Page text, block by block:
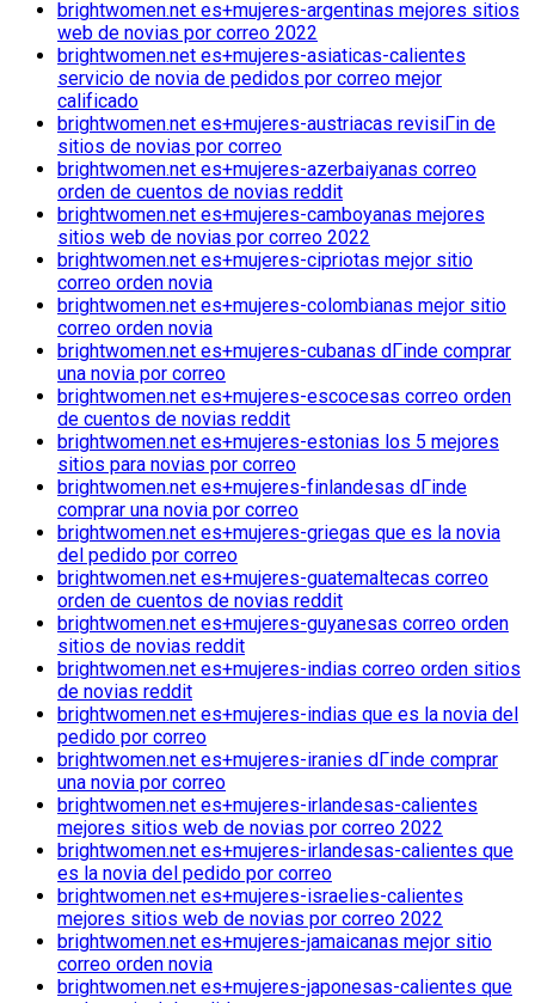
brightwomen.net es+mujeres-argentinas mejores sitios
web de novias por correo 2022
brightwomen.net es+mujeres-asiaticas-calientes
servicio de novia de pedidos por correo mejor
calificado
brightwomen.net es+mujeres-austriacas revisiГіn de
sitios de novias por correo
brightwomen.net es+mujeres-azerbaiyanas correo
orden de cuentos de novias reddit
brightwomen.net es+mujeres-camboyanas mejores
sitios web de novias por correo 2022
brightwomen.net es+mujeres-cipriotas mejor sitio
correo orden novia
brightwomen.net es+mujeres-colombianas mejor sitio
correo orden novia
brightwomen.net es+mujeres-cubanas dГіnde comprar
una novia por correo
brightwomen.net es+mujeres-escocesas correo orden
de cuentos de novias reddit
brightwomen.net es+mujeres-estonias los 5 mejores
sitios para novias por correo
brightwomen.net es+mujeres-finlandesas dГіnde
comprar una novia por correo
brightwomen.net es+mujeres-griegas que es la novia
del pedido por correo
brightwomen.net es+mujeres-guatemaltecas correo
orden de cuentos de novias reddit
brightwomen.net es+mujeres-guyanesas correo orden
sitios de novias reddit
brightwomen.net es+mujeres-indias correo orden sitios
de novias reddit
brightwomen.net es+mujeres-indias que es la novia del
pedido por correo
brightwomen.net es+mujeres-iranies dГіnde comprar
una novia por correo
brightwomen.net es+mujeres-irlandesas-calientes
mejores sitios web de novias por correo 2022
brightwomen.net es+mujeres-irlandesas-calientes que
es la novia del pedido por correo
brightwomen.net es+mujeres-israelies-calientes
mejores sitios web de novias por correo 2022
brightwomen.net es+mujeres-jamaicanas mejor sitio
correo orden novia
brightwomen.net es+mujeres-japonesas-calientes que